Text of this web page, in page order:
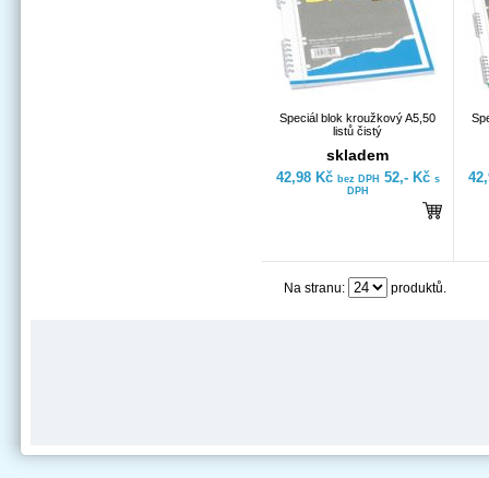
Speciál blok kroužkový A5,50
listů čistý
skladem
42,98 Kč bez DPH 52,- Kč s
DPH
Na stranu: produktů.